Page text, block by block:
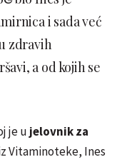
i sada već
zdravih
a od kojih se
je u jelovnik za
Vitaminoteke, Ines